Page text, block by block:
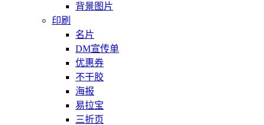
背景图片
印刷
名片
DM宣传单
优惠券
不干胶
海报
易拉宝
三折页